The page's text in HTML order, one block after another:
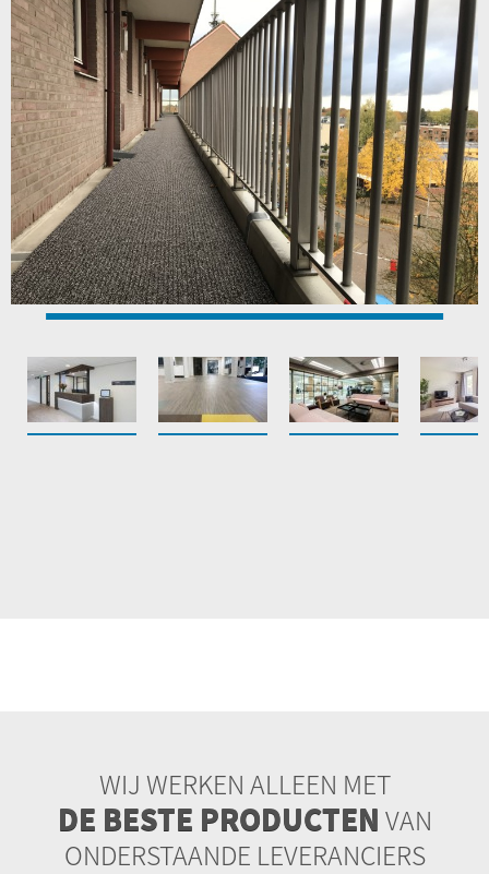
WIJ WERKEN ALLEEN MET
DE BESTE PRODUCTEN VAN
ONDERSTAANDE LEVERANCIERS